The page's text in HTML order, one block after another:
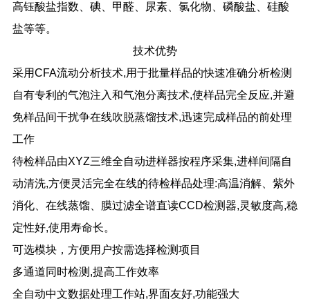
高钰酸盐指数、碘、甲醛、尿素、氯化物、磷酸盐、硅酸
盐等等。
技术优势
采用CFA流动分析技术,用于批量样品的快速准确分析检测
自有专利的气泡注入和气泡分离技术,使样品完全反应,并避
免样品间干扰争在线吹脱蒸馏技术,迅速完成样品的前处理
工作
待检样品由XYZ三维全自动进样器按程序采集,进样间隔自
动清洗,方便灵活完全在线的待检样品处理:高温消解、紫外
消化、在线蒸馏、膜过滤全谱直读CCD检测器,灵敏度高,稳
定性好,使用寿命长。
可选模块，方便用户按需选择检测项目
多通道同时检测 ,提高工作效率
全自动中文数据处理工作站,界面友好,功能强大